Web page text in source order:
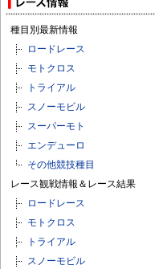
種目別最新情報
ロードレース
モトクロス
トライアル
スノーモビル
スーパーモト
エンデューロ
その他競技種目
レース観戦情報＆レース結果
ロードレース
モトクロス
トライアル
スノーモビル